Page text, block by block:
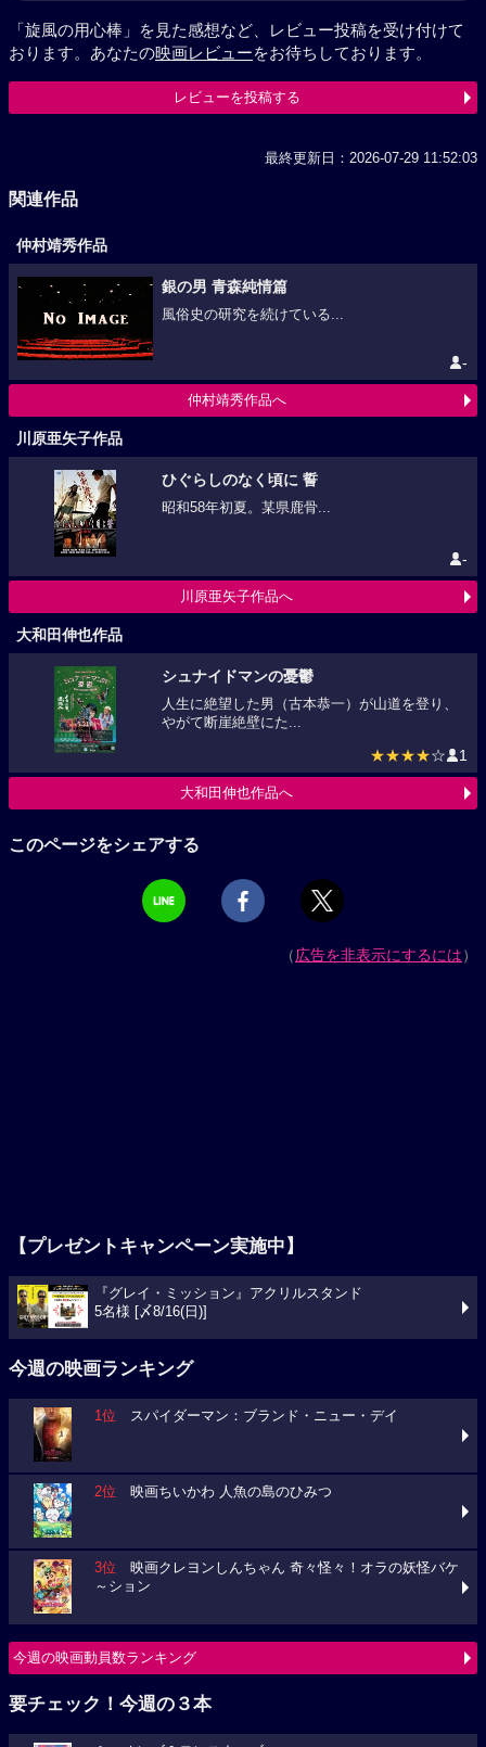
「旋風の用心棒」を見た感想など、レビュー投稿を受け付けて
おります。あなたの映画レビューをお待ちしております。
レビューを投稿する
最終更新日：2026-07-29 11:52:03
関連作品
仲村靖秀作品
銀の男 青森純情篇
風俗史の研究を続けている...
-
仲村靖秀作品へ
川原亜矢子作品
ひぐらしのなく頃に 誓
昭和58年初夏。某県鹿骨...
-
川原亜矢子作品へ
大和田伸也作品
シュナイドマンの憂鬱
人生に絶望した男（古本恭一）が山道を登り、
やがて断崖絶壁にた...
★★★★☆ 1
大和田伸也作品へ
このページをシェアする
（広告を非表示にするには）
【プレゼントキャンペーン実施中】
『グレイ・ミッション』アクリルスタンド
5名様 [〆8/16(日)]
今週の映画ランキング
1位 スパイダーマン：ブランド・ニュー・デイ
2位 映画ちいかわ 人魚の島のひみつ
3位 映画クレヨンしんちゃん 奇々怪々！オラの妖怪バケ
～ション
今週の映画動員数ランキング
要チェック！今週の３本